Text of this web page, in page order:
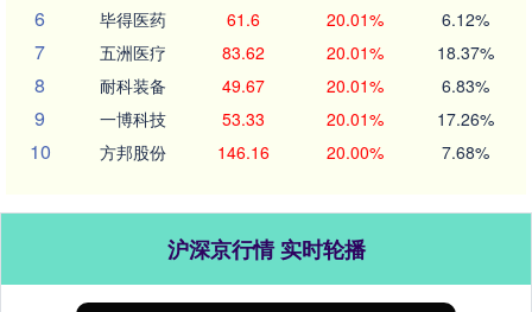
6 毕得医药 61.6 20.01% 6.12%
7 五洲医疗 83.62 20.01% 18.37%
8 耐科装备 49.67 20.01% 6.83%
9 一博科技 53.33 20.01% 17.26%
10 方邦股份 146.16 20.00% 7.68%
沪深京行情 实时轮播